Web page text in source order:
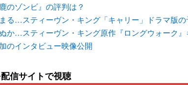
のゾンビ』の評判は？
る…スティーヴン・キング「キャリー」ドラマ版の
か…スティーヴン・キング原作『ロングウォーク』
のインタビュー映像公開
信サイトで視聴